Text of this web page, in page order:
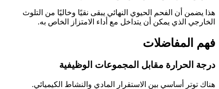
هذا يضمن أن الفحم الحيوي النهائي يبقى نقيًا وخاليًا من التلوث
الخارجي الذي يمكن أن يتداخل مع أداء الامتزاز الخاص به.
فهم المفاضلات
درجة الحرارة مقابل المجموعات الوظيفية
هناك توتر أساسي بين الاستقرار المادي والنشاط الكيميائي.